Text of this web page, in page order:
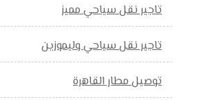
تاجير نقل سياحي مميز
تاجير نقل سياحي وليموزين
توصيل مطار القاهرة